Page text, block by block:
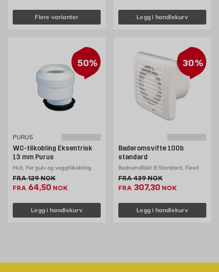
Flere varianter Legg i handlekurv
50%
PURUS
WC-tilkobling Eksentrisk
13 mm Purus
Hvit, For gulv og veggtilkobling
FRAGammel pris 129 NOK /stk
129NOK
FRA Ekstrapris 64.5 NOK /stk
64,50 NOK
Legg i handlekurv
30%
Baderomsvifte 100b
standard
Badrumsfläkt B Standard, Flexit
FRAGammel pris 439 NOK /stk
439NOK
FRA Ekstrapris 307.3
307,30 NOK
Legg i handlekurv